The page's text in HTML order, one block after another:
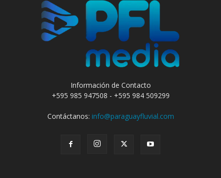
Información de Contacto
+595 985 947508 - +595 984 509299
Contáctanos: info@paraguayfluvial.com